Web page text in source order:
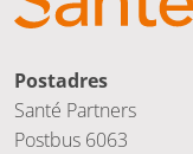
Postadres
Santé Partners
Postbus 6063